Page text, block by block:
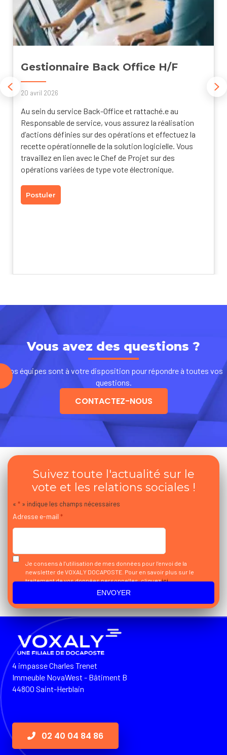
Gestionnaire Back Office H/F
20 avril 2026
Au sein du service Back-Office et rattaché.e au
Responsable de service, vous assurez la réalisation
d’actions définies sur des opérations et effectuez la
recette opérationnelle de la solution logicielle. Vous
travaillez en lien avec le Chef de Projet sur des
opérations variées de type vote électronique.
Postuler
Previous
Vous avez des questions ?
Nos équipes sont à votre disposition pour répondre à toutes vos
questions.
CONTACTEZ-NOUS
Suivez toute l'actualité sur le
vote et les relations sociales !
« * » indique les champs nécessaires
Adresse e-mail *
Je consens à l’utilisation de mes données pour l’envoi de la
newsletter de VOXALY DOCAPOSTE. Pour en savoir plus sur le
traitement de vos données personnelles, cliquezici
4 impasse Charles Trenet
Immeuble NovaWest - Bâtiment B
44800 Saint-Herblain
02 40 04 84 86